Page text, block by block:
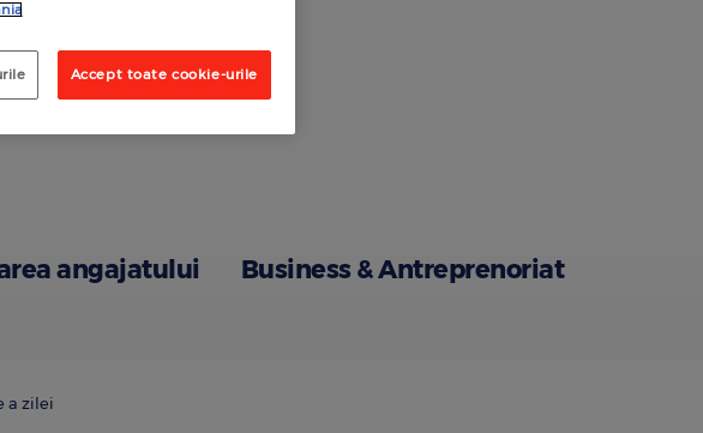
angajatului Business & Antreprenoriat
a zilei
Accept toate cookie-urile